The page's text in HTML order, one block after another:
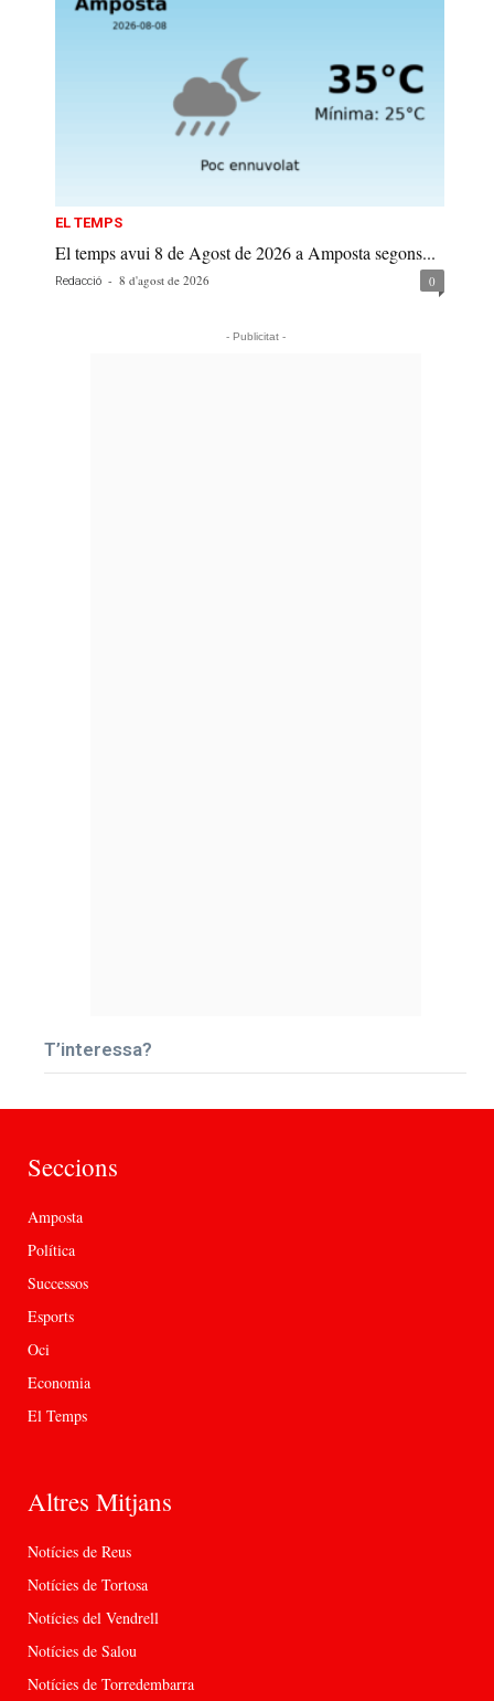
EL TEMPS
El temps avui 8 de Agost de 2026 a Amposta segons...
Redacció - 8 d'agost de 2026 0
- Publicitat -
T’interessa?
Seccions
Amposta
Política
Successos
Esports
Oci
Economia
El Temps
Altres Mitjans
Notícies de Reus
Notícies de Tortosa
Notícies del Vendrell
Notícies de Salou
Notícies de Torredembarra